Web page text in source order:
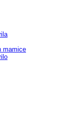
mamice